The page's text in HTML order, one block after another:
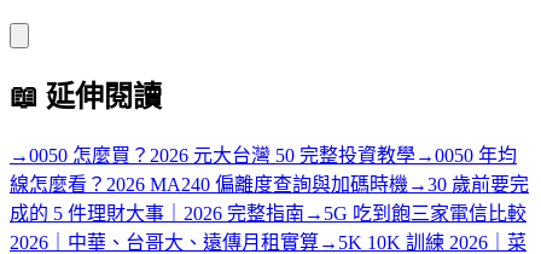
📖 延伸閱讀
→0050 怎麼買？2026 元大台灣 50 完整投資教學→0050 年均
線怎麼看？2026 MA240 偏離度查詢與加碼時機 →30 歲前要完
成的 5 件理財大事｜2026 完整指南 → 5G 吃到飽三家電信比較
2026｜中華、台哥大、遠傳月租實算→ 5K 10K 訓練 2026｜菜